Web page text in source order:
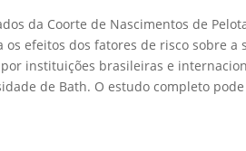
da Coorte de Nascimentos de
efeitos dos fatores de risco sobre
instituições brasileiras e
de Bath. O estudo completo pode